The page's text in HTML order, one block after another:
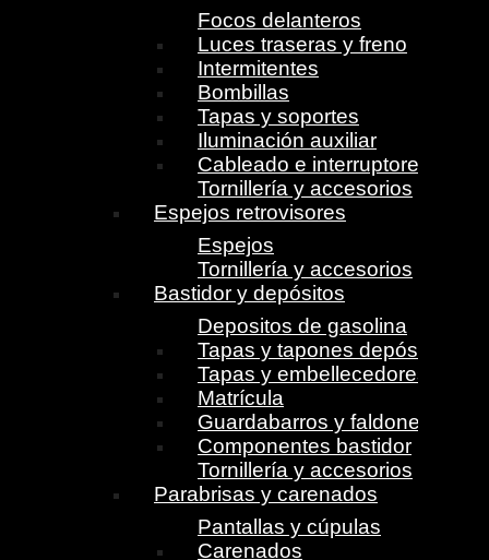
Focos delanteros
Luces traseras y freno
Intermitentes
Bombillas
Tapas y soportes
Iluminación auxiliar
Cableado e interruptores
Tornillería y accesorios
Espejos retrovisores
Espejos
Tornillería y accesorios
Bastidor y depósitos
Depositos de gasolina
Tapas y tapones depósito
Tapas y embellecedores
Matrícula
Guardabarros y faldones
Componentes bastidor
Tornillería y accesorios
Parabrisas y carenados
Pantallas y cúpulas
Carenados